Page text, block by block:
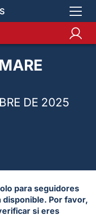
DE 2025
para seguidores
Por favor,
si eres